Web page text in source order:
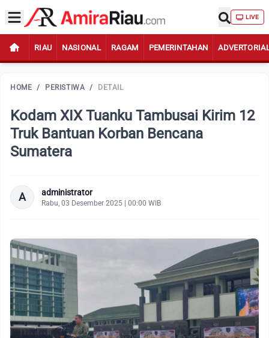
LIVE
RIAU NASIONAL RAGAM PEMERINTAHAN
HOME / PERISTIWA / DETAIL
Kodam XIX Tuanku Tambusai Kirim 12
Truk Bantuan Korban Bencana
Sumatera
A administrator
Rabu, 03 Desember 2025 | 00:00 WIB